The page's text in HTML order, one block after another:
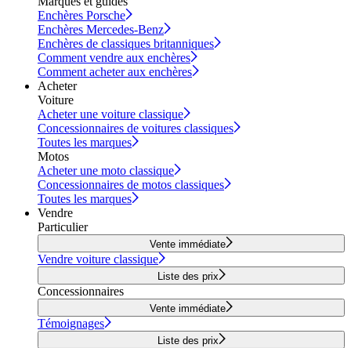
Enchères Porsche
Enchères Mercedes-Benz
Enchères de classiques britanniques
Comment vendre aux enchères
Comment acheter aux enchères
Acheter
Voiture
Acheter une voiture classique
Concessionnaires de voitures classiques
Toutes les marques
Motos
Acheter une moto classique
Concessionnaires de motos classiques
Toutes les marques
Vendre
Particulier
Vente immédiate
Vendre voiture classique
Liste des prix
Concessionnaires
Vente immédiate
Témoignages
Liste des prix